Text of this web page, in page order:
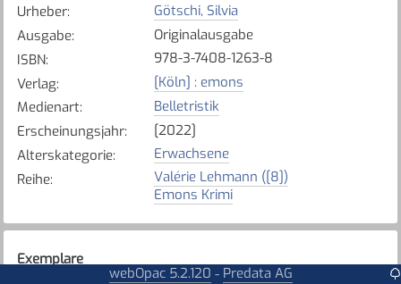
Urheber:
Götschi, Silvia
Ausgabe:
Originalausgabe
ISBN:
978-3-7408-1263-8
Verlag:
[Köln] : emons
Medienart:
Belletristik
Erscheinungsjahr:
[2022]
Alterskategorie:
Erwachsene
Reihe:
Valérie Lehmann ([8])
Emons Krimi
Exemplare
webOpac 5.2.120 - Predata AG